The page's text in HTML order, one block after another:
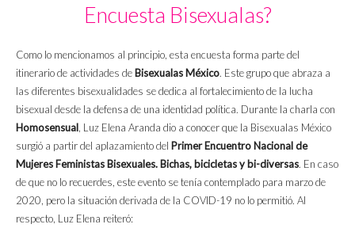
Encuesta Bisexualas?
Como lo mencionamos al principio, esta encuesta forma parte del
itinerario de actividades de Bisexualas México. Este grupo que abraza a
las diferentes bisexualidades se dedica al fortalecimiento de la lucha
bisexual desde la defensa de una identidad política. Durante la charla con
Homosensual , Luz Elena Aranda dio a conocer que la Bisexualas México
surgió a partir del aplazamiento del Primer Encuentro Nacional de
Mujeres Feministas Bisexuales. Bichas, bicicletas y bi-diversas. En caso
de que no lo recuerdes, este evento se tenía contemplado para marzo de
2020, pero la situación derivada de la COVID-19 no lo permitió. Al
respecto, Luz Elena reiteró: